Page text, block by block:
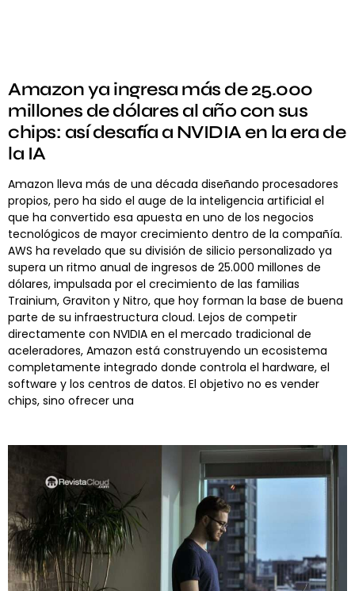
Amazon ya ingresa más de 25.000
millones de dólares al año con sus
chips: así desafía a NVIDIA en la era de
la IA
Amazon lleva más de una década diseñando procesadores
propios, pero ha sido el auge de la inteligencia artificial el
que ha convertido esa apuesta en uno de los negocios
tecnológicos de mayor crecimiento dentro de la compañía.
AWS ha revelado que su división de silicio personalizado ya
supera un ritmo anual de ingresos de 25.000 millones de
dólares, impulsada por el crecimiento de las familias
Trainium, Graviton y Nitro, que hoy forman la base de buena
parte de su infraestructura cloud. Lejos de competir
directamente con NVIDIA en el mercado tradicional de
aceleradores, Amazon está construyendo un ecosistema
completamente integrado donde controla el hardware, el
software y los centros de datos. El objetivo no es vender
chips, sino ofrecer una